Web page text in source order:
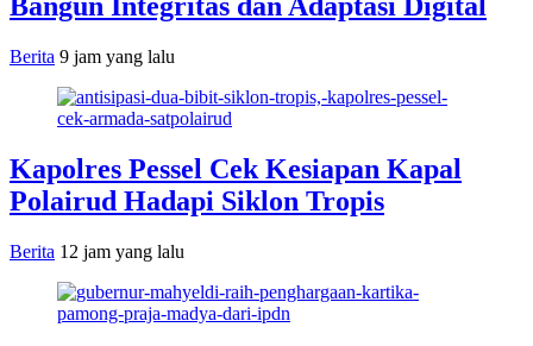
Berita 9 jam yang lalu
Kapolres Pessel Cek Kesiapan Kapal
Polairud Hadapi Siklon Tropis
Berita 12 jam yang lalu